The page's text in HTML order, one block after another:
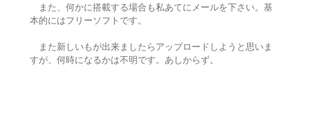
また、何かに搭載する場合も私あてにメールを下さい。基
本的にはフリーソフトです。
また新しいもが出来ましたらアップロードしようと思いま
すが、何時になるかは不明です。あしからず。